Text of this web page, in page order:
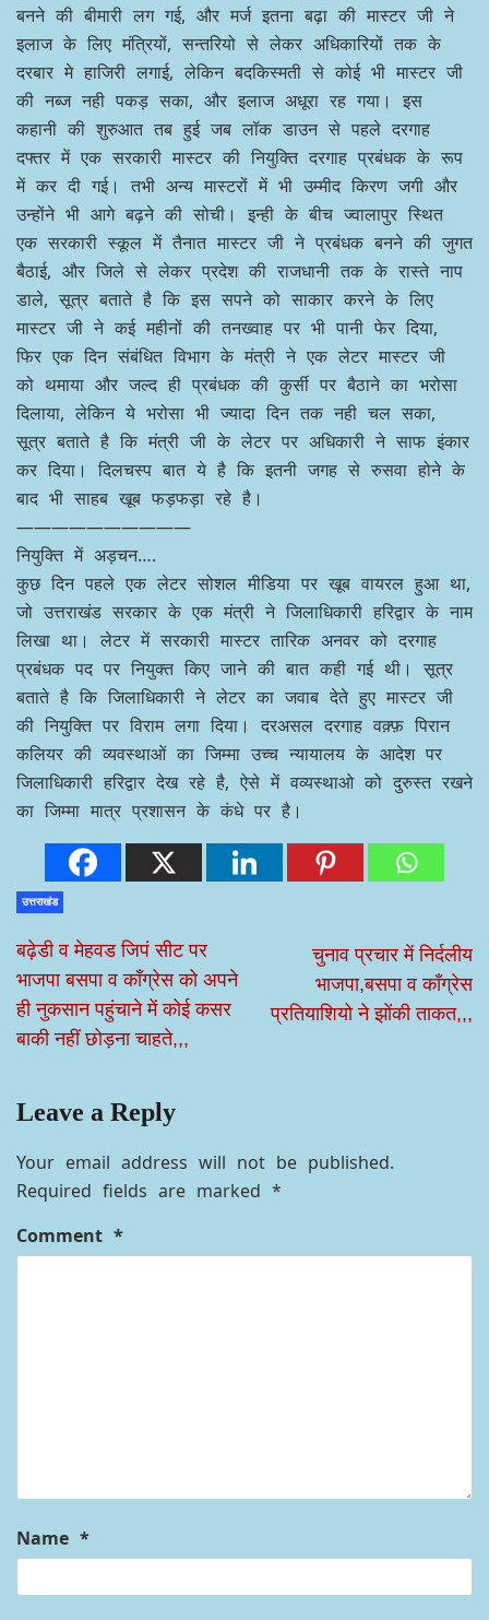
बनने की बीमारी लग गई, और मर्ज इतना बढ़ा की मास्टर जी ने
इलाज के लिए मंत्रियों, सन्तरियो से लेकर अधिकारियों तक के
दरबार मे हाजिरी लगाई, लेकिन बदकिस्मती से कोई भी मास्टर जी
की नब्ज नही पकड़ सका, और इलाज अधूरा रह गया। इस
कहानी की शुरुआत तब हुई जब लॉक डाउन से पहले दरगाह
दफ्तर में एक सरकारी मास्टर की नियुक्ति दरगाह प्रबंधक के रूप
में कर दी गई। तभी अन्य मास्टरों में भी उम्मीद किरण जगी और
उन्होंने भी आगे बढ़ने की सोची। इन्ही के बीच ज्वालापुर स्थित
एक सरकारी स्कूल में तैनात मास्टर जी ने प्रबंधक बनने की जुगत
बैठाई, और जिले से लेकर प्रदेश की राजधानी तक के रास्ते नाप
डाले, सूत्र बताते है कि इस सपने को साकार करने के लिए
मास्टर जी ने कई महीनों की तनख्वाह पर भी पानी फेर दिया,
फिर एक दिन संबंधित विभाग के मंत्री ने एक लेटर मास्टर जी
को थमाया और जल्द ही प्रबंधक की कुर्सी पर बैठाने का भरोसा
दिलाया, लेकिन ये भरोसा भी ज्यादा दिन तक नही चल सका,
सूत्र बताते है कि मंत्री जी के लेटर पर अधिकारी ने साफ इंकार
कर दिया। दिलचस्प बात ये है कि इतनी जगह से रुसवा होने के
बाद भी साहब खूब फड़फड़ा रहे है।
——————————
नियुक्ति में अड़चन….
कुछ दिन पहले एक लेटर सोशल मीडिया पर खूब वायरल हुआ था,
जो उत्तराखंड सरकार के एक मंत्री ने जिलाधिकारी हरिद्वार के नाम
लिखा था। लेटर में सरकारी मास्टर तारिक अनवर को दरगाह
प्रबंधक पद पर नियुक्त किए जाने की बात कही गई थी। सूत्र
बताते है कि जिलाधिकारी ने लेटर का जवाब देते हुए मास्टर जी
की नियुक्ति पर विराम लगा दिया। दरअसल दरगाह वक़्फ़ पिरान
कलियर की व्यवस्थाओं का जिम्मा उच्च न्यायालय के आदेश पर
जिलाधिकारी हरिद्वार देख रहे है, ऐसे में वव्यस्थाओ को दुरुस्त रखने
का जिम्मा मात्र प्रशासन के कंधे पर है।
उत्तराखंड
बढ़ेडी व मेहवड जिपं सीट पर
भाजपा बसपा व कॉंग्रेस को अपने
ही नुकसान पहुंचाने में कोई कसर
बाकी नहीं छोड़ना चाहते,,,
चुनाव प्रचार में निर्दलीय
भाजपा,बसपा व कॉंग्रेस
प्रतियाशियो ने झोंकी ताकत,,,
Leave a Reply
Your email address will not be published.
Required fields are marked *
Comment *
Name *